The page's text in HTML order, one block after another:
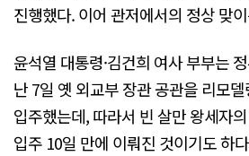
진행했다. 이어 관저에서의 정상 맞
윤석열 대통령·김건희 여사 부부는
난 7일 옛 외교부 장관 공관을 리모
입주했는데, 따라서 빈 살만 왕세자
입주 10일 만에 이뤄진 것이기도 하